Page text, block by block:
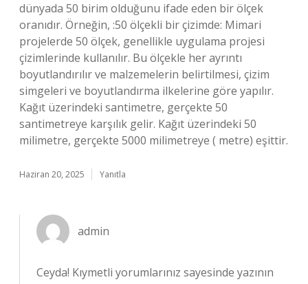
dünyada 50 birim olduğunu ifade eden bir ölçek
oranıdır. Örneğin, :50 ölçekli bir çizimde: Mimari
projelerde 50 ölçek, genellikle uygulama projesi
çizimlerinde kullanılır. Bu ölçekle her ayrıntı
boyutlandırılır ve malzemelerin belirtilmesi, çizim
simgeleri ve boyutlandırma ilkelerine göre yapılır.
Kağıt üzerindeki santimetre, gerçekte 50
santimetreye karşılık gelir. Kağıt üzerindeki 50
milimetre, gerçekte 5000 milimetreye ( metre) eşittir.
Haziran 20, 2025 Yanıtla
admin
Ceyda! Kıymetli yorumlarınız sayesinde yazının